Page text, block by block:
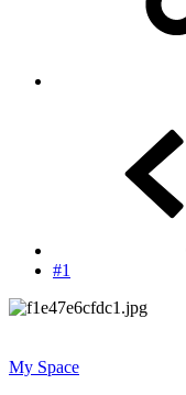
#1
My Space